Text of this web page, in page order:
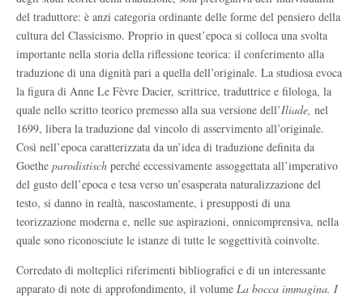
del traduttore: è anzi categoria ordinante delle forme del pensiero della
cultura del Classicismo. Proprio in quest’epoca si colloca una svolta
importante nella storia della riflessione teorica: il conferimento alla
traduzione di una dignità pari a quella dell’originale. La studiosa evoca
la figura di Anne Le Fèvre Dacier, scrittrice, traduttrice e filologa, la
quale nello scritto teorico premesso alla sua versione dell’Iliade, nel
1699, libera la traduzione dal vincolo di asservimento all’originale.
Così nell’epoca caratterizzata da un’idea di traduzione definita da
Goethe parodistisch perché eccessivamente assoggettata all’imperativo
del gusto dell’epoca e tesa verso un’esasperata naturalizzazione del
testo, si danno in realtà, nascostamente, i presupposti di una
teorizzazione moderna e, nelle sue aspirazioni, onnicomprensiva, nella
quale sono riconosciute le istanze di tutte le soggettività coinvolte.
Corredato di molteplici riferimenti bibliografici e di un interessante
apparato di note di approfondimento, il volume La bocca immagina. I